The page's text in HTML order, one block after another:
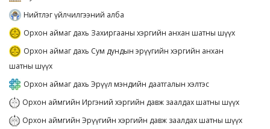
Нийтлэг үйлчилгээний алба
Орхон аймаг дахь Захиргааны хэргийн анхан шатны шүүх
Орхон аймаг дахь Сум дундын эрүүгийн хэргийн анхан
шатны шүүх
Орхон аймаг дахь Эрүүл мэндийн даатгалын хэлтэс
Орхон аймгийн Иргэний хэргийн давж заалдах шатны шүүх
Орхон аймгийн Эрүүгийн хэргийн давж заалдах шатны шүүх